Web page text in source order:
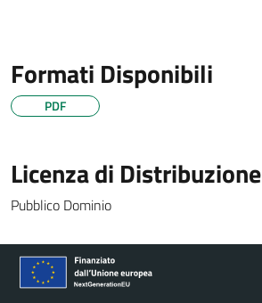
Formati Disponibili
PDF
Licenza di Distribuzione
Pubblico Dominio